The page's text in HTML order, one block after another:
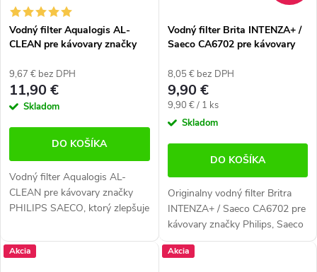
Vodný filter Aqualogis AL-
CLEAN pre kávovary značky
AquaClean)
9,67 € bez DPH
11,90 €
Skladom
DO KOŠÍKA
Vodný filter Aqualogis AL-
CLEAN pre kávovary značky
PHILIPS SAECO, ktorý zlepšuje
vodného kameňa. Kompatibilný
s vodným filtrom Philips
Vodný filter Brita INTENZA+ /
Saeco CA6702 pre kávovary
Siemens
8,05 € bez DPH
9,90 €
Jednotková
cena:
9,90 € / 1 ks
Skladom
DO KOŠÍKA
Originalny vodný filter Britra
INTENZA+ / Saeco CA6702 pre
kávovary značky Philips, Saeco
a Lavazza. Kompatibilný s
filtrami Brita INTENZA + a Seco
Akcia Akcia